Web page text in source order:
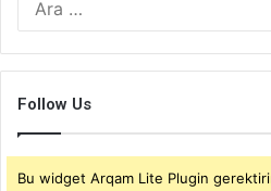
Follow Us
Bu widget Arqam Lite Plugin